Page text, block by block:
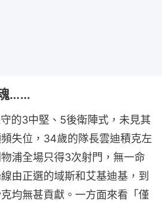
……
的3中堅、5後衛陣式，未見其
失位，34歲的隊長雲迪積克左
浦全場只得3次射門，無一命
由正選的域斯和艾基迪基，到
均無甚貢獻。一方面來看「僅